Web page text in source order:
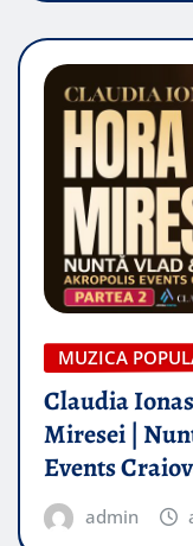
MUZICA
Claudia
Miresei |
Events
admin